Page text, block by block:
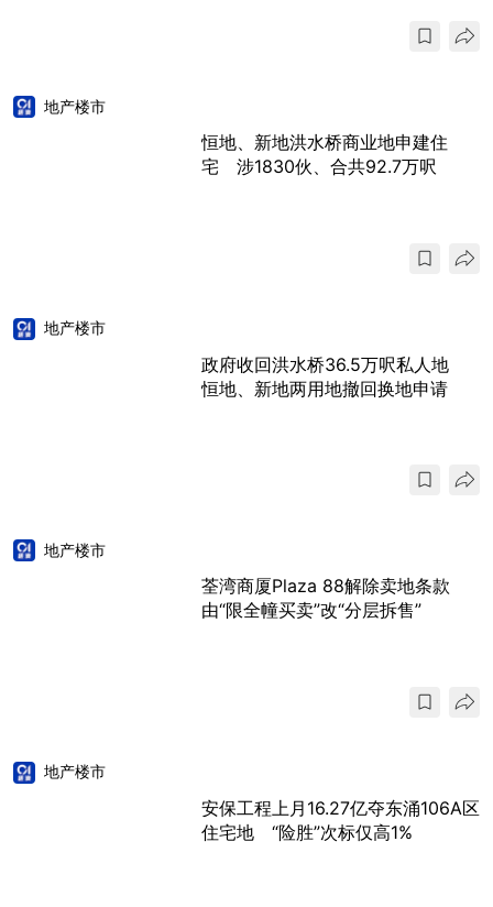
地产楼市
恒地、新地洪水桥商业地申建住
宅 涉1830伙、合共92.7万呎
地产楼市
政府收回洪水桥36.5万呎私人地
恒地、新地两用地撤回换地申请
地产楼市
荃湾商厦Plaza 88解除卖地条款
由“限全幢买卖”改“分层拆售”
地产楼市
安保工程上月16.27亿夺东涌106A区
住宅地 “险胜”次标仅高1%